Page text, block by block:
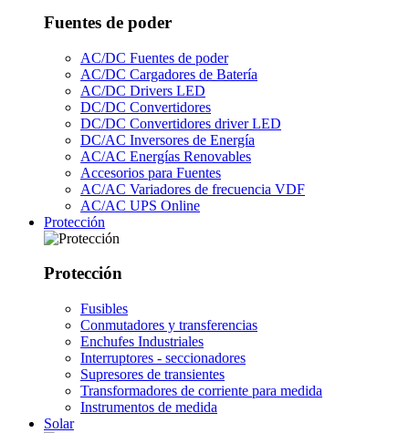
Fuentes de poder
AC/DC Fuentes de poder
AC/DC Cargadores de Batería
AC/DC Drivers LED
DC/DC Convertidores
DC/DC Convertidores driver LED
DC/AC Inversores de Energía
AC/AC Energías Renovables
Accesorios para Fuentes
AC/AC Variadores de frecuencia VDF
AC/AC UPS Online
Protección
Protección
Fusibles
Conmutadores y transferencias
Enchufes Industriales
Interruptores - seccionadores
Supresores de transientes
Transformadores de corriente para medida
Instrumentos de medida
Solar